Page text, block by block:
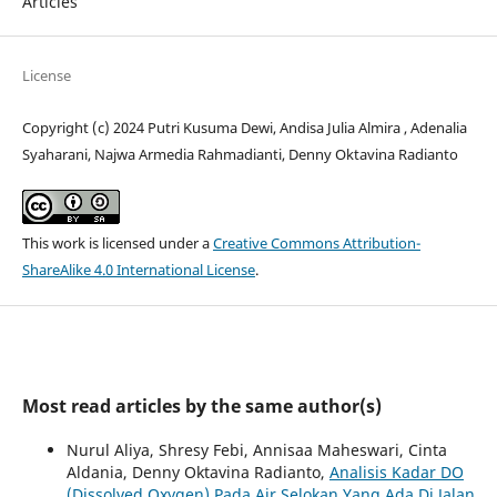
License
Copyright (c) 2024 Putri Kusuma Dewi, Andisa Julia Almira , Adenalia
Syaharani, Najwa Armedia Rahmadianti, Denny Oktavina Radianto
This work is licensed under aCreative Commons Attribution-
ShareAlike 4.0 International License.
Most read articles by the same author(s)
Nurul Aliya, Shresy Febi, Annisaa Maheswari, Cinta
Aldania, Denny Oktavina Radianto, Analisis Kadar DO